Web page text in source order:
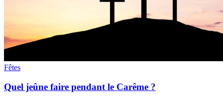
Fêtes
Quel jeûne faire pendant le Carême ?